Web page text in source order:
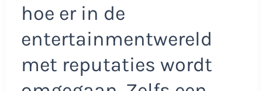
hoe er in de
entertainmentwereld
met reputaties wordt